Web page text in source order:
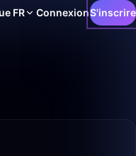
FR ConnexionS'inscrire